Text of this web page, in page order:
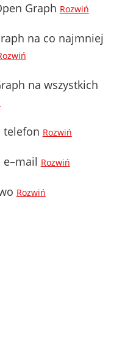
Graph Rozwiń
na co najmniej
na wszystkich
telefon Rozwiń
Rozwiń
Rozwiń